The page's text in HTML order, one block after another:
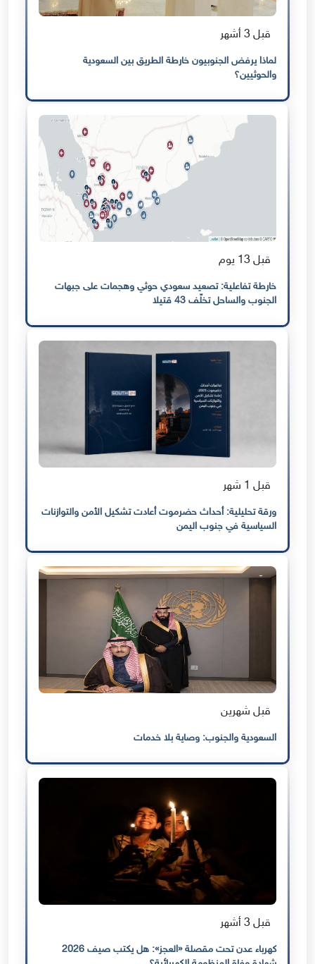
قبل 3 أشهر
لماذا يرفض الجنوبيون خارطة الطريق بين السعودية
والحوثيين؟
قبل 13 يوم
خارطة تفاعلية: تصعيد سعودي حوثي وهجمات على جبهات
الجنوب والساحل تخلّف 43 قتيلا
قبل 1 شهر
ورقة تحليلية: أحداث حضرموت أعادت تشكيل الأمن والتوازنات
السياسية في جنوب اليمن
قبل شهرين
السعودية والجنوب: وصاية بلا خدمات
قبل 3 أشهر
كهرباء عدن تحت مقصلة «العجز»: هل يكتب صيف 2026